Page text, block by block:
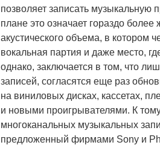
позволяет записать музыкальную
плане это означает гораздо
акустического объема, в котором
вокальная партия и даже место,
однако, заключается в том, что
записей, согласятся еще раз
на виниловых дисках, кассетах,
и новыми проигрывателями. К
многоканальных музыкальных
предложенный фирмами Sony и